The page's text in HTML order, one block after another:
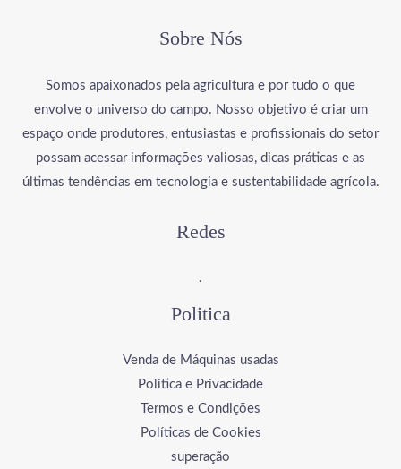
Sobre Nós
Somos apaixonados pela agricultura e por tudo o que
envolve o universo do campo. Nosso objetivo é criar um
espaço onde produtores, entusiastas e profissionais do setor
possam acessar informações valiosas, dicas práticas e as
últimas tendências em tecnologia e sustentabilidade agrícola.
Redes
.
Politica
Venda de Máquinas usadas
Politica e Privacidade
Termos e Condições
Políticas de Cookies
superação